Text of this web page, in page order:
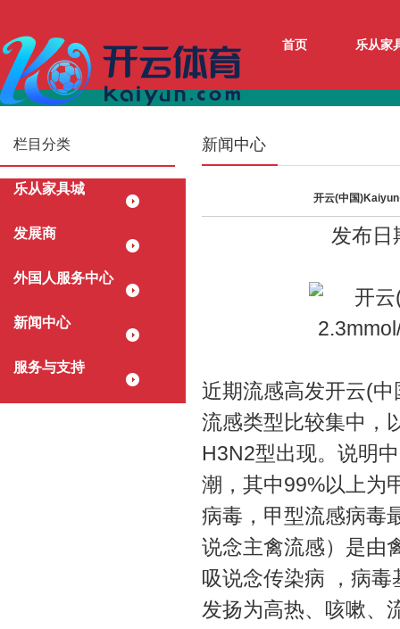
首页 乐从家
栏目分类
乐从家具城
发展商
外国人服务中心
新闻中心
服务与支持
新闻中心
开云(中国
发布
近期流感高发开云(
流感类型比较集中，
H3N2型出现。说明
潮，其中99%以上为
病毒，甲型流感病毒
说念主禽流感）是由
吸说念传染病 ，病
发扬为高热、咳嗽、